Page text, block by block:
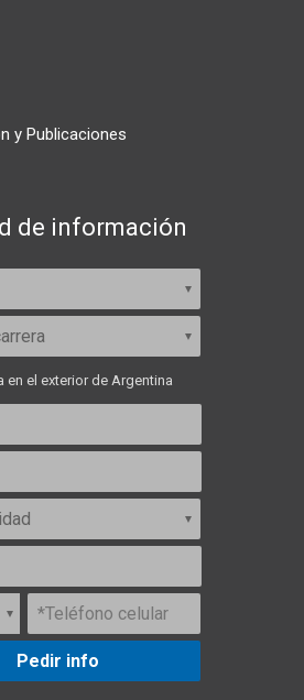
y Publicaciones
de información
en el exterior de Argentina
Pedir info